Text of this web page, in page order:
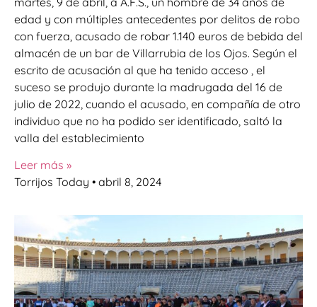
edad y con múltiples antecedentes por delitos de robo
con fuerza, acusado de robar 1.140 euros de bebida del
almacén de un bar de Villarrubia de los Ojos. Según el
escrito de acusación al que ha tenido acceso , el
suceso se produjo durante la madrugada del 16 de
julio de 2022, cuando el acusado, en compañía de otro
individuo que no ha podido ser identificado, saltó la
valla del establecimiento
Leer más »
Torrijos Today
abril 8, 2024